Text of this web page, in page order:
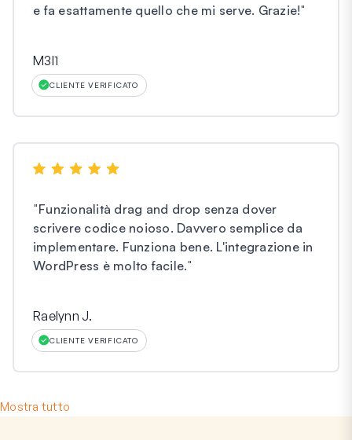
e fa esattamente quello che mi serve. Grazie!"
M3l1
CLIENTE VERIFICATO
"Funzionalità drag and drop senza dover
scrivere codice noioso. Davvero semplice da
implementare. Funziona bene. L'integrazione in
WordPress è molto facile."
Raelynn J.
CLIENTE VERIFICATO
Mostra tutto